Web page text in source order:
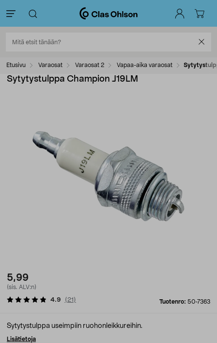
Etusivu Varaosat Varaosat 2 Vapaa-aika varaosat
Sytytystulppa Champion J19LM
5,99
(sis. ALV:n)
Tuotenro: 50-7363
4.9 ( 21 )
Sytytystulppa useimpiin ruohonleikkureihin.
Lisätietoja